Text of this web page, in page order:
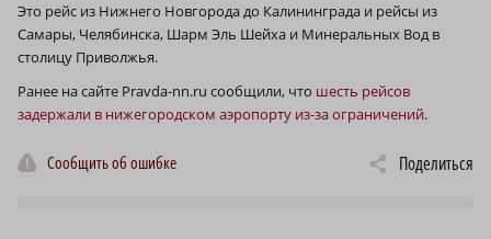
Это рейс из Нижнего Новгорода до Калининграда и рейсы из
Самары, Челябинска, Шарм Эль Шейха и Минеральных Вод в
столицу Приволжья.
Ранее на сайте Pravda-nn.ru сообщили, что шесть рейсов
задержали в нижегородском аэропорту из-за ограничений.
Сообщить об ошибке Поделиться